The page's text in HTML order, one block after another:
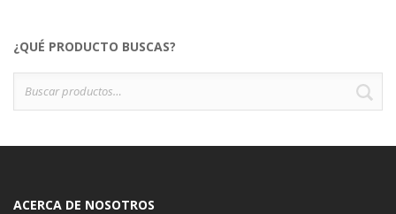
¿QUÉ PRODUCTO BUSCAS?
ACERCA DE NOSOTROS